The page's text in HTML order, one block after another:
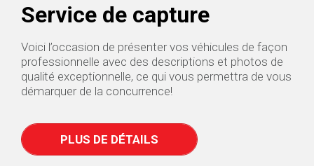
Service de capture
Voici l’occasion de présenter vos véhicules de façon
professionnelle avec des descriptions et photos de
qualité exceptionnelle, ce qui vous permettra de vous
démarquer de la concurrence!
PLUS DE DÉTAILS